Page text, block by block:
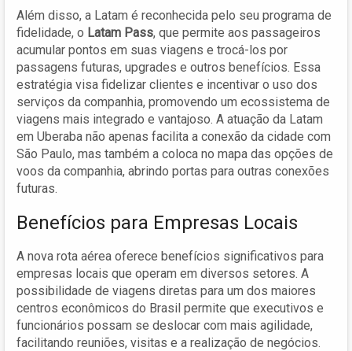
Além disso, a Latam é reconhecida pelo seu programa de
fidelidade, o Latam Pass, que permite aos passageiros
acumular pontos em suas viagens e trocá-los por
passagens futuras, upgrades e outros benefícios. Essa
estratégia visa fidelizar clientes e incentivar o uso dos
serviços da companhia, promovendo um ecossistema de
viagens mais integrado e vantajoso. A atuação da Latam
em Uberaba não apenas facilita a conexão da cidade com
São Paulo, mas também a coloca no mapa das opções de
voos da companhia, abrindo portas para outras conexões
futuras.
Benefícios para Empresas Locais
A nova rota aérea oferece benefícios significativos para
empresas locais que operam em diversos setores. A
possibilidade de viagens diretas para um dos maiores
centros econômicos do Brasil permite que executivos e
funcionários possam se deslocar com mais agilidade,
facilitando reuniões, visitas e a realização de negócios.